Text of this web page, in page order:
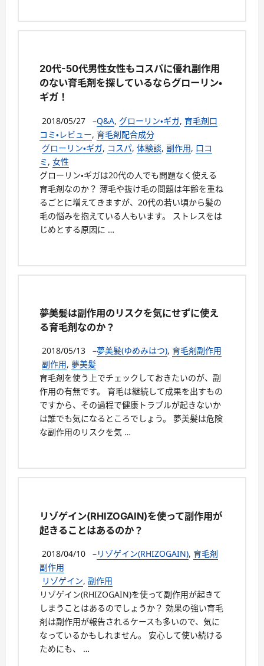
20代-50代男性女性もコスパに優れ副作用
のない育毛剤を探しているならグローリン・
ギガ！
2018/05/27 –Q&A, グローリン・ギガ, 育毛剤口
コミ・レビュー, 育毛剤配合成分
グローリン・ギガ, コスパ, 体験談, 副作用, 口コ
ミ, 女性
グローリン・ギガは20代の人でも問題なく使える
育毛剤なのか？ 薄毛や抜け毛の問題は年齢を重ね
るごとに増えてきますが、20代の若い頃から髪の
毛の悩みを抱えている人もいます。 ストレスをは
じめとする原因に …
夢美髪は副作用のリスクを気にせずに使え
る育毛剤なのか？
2018/05/13 –夢美髪(ゆめみはつ), 育毛剤副作用
副作用, 夢美髪
育毛剤を使う上でチェックしておきたいのが、副
作用の有無です。 育毛は継続して成果を出すもの
ですから、その過程で健康トラブルが起きないか
は誰でも気になるところでしょう。 夢美髪は危険
な副作用のリスクを気 …
リゾゲイン(RHIZOGAIN)を使って副作用が
起きることはあるのか？
2018/04/10 –リゾゲイン(RHIZOGAIN), 育毛剤
副作用
リゾゲイン, 副作用
リゾゲイン(RHIZOGAIN)を使って副作用が起きて
しまうことはあるのでしょうか？ 効果の強い育毛
剤は副作用が報告されるケースも多いので、気に
なっているかもしれません。 安心して使い続ける
ためにも、 …